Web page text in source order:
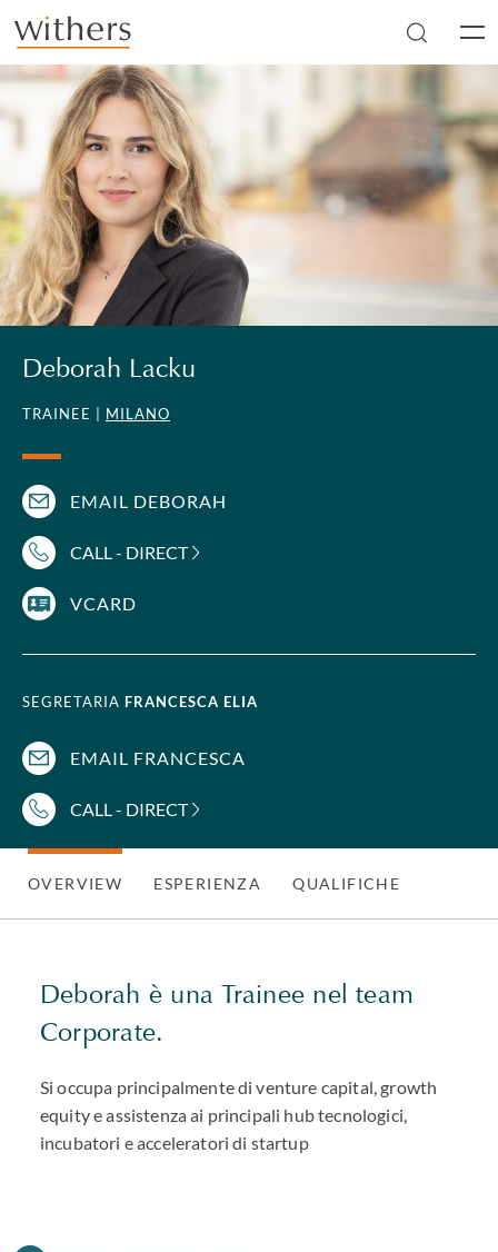
Skip to main content
Deborah Lacku
TRAINEE | MILANO
EMAIL DEBORAH
CALL - DIRECT
VCARD
SEGRETARIA FRANCESCA ELIA
EMAIL FRANCESCA
CALL - DIRECT
OVERVIEW ESPERIENZA QUALIFICHE
Deborah è una Trainee nel team
Corporate.
Si occupa principalmente di venture capital, growth
equity e assistenza ai principali hub tecnologici,
incubatori e acceleratori di startup